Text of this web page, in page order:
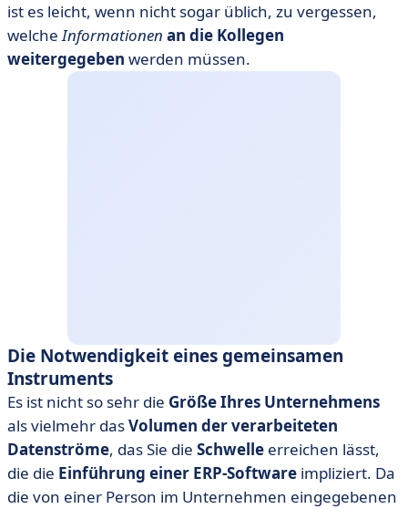
ist es leicht, wenn nicht sogar üblich, zu vergessen,
welcheInformationen an die Kollegen
weitergegeben werden müssen.
Die Notwendigkeit eines gemeinsamen
Instruments
Es ist nicht so sehr die Größe Ihres Unternehmens
als vielmehr dasVolumen der verarbeiteten
Datenströme, das Sie die Schwelle erreichen lässt,
die die Einführung einer ERP-Software impliziert. Da
die von einer Person im Unternehmen eingegebenen